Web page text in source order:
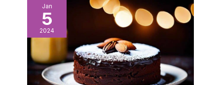
blanc éclatant avec une
forme rectangulaire
ergonomique et un
rebord étroit. Les
rebords empêchent les
déversements, gardent
le comptoir et la table
propres. Cadeau idéal
Jan
5
2024